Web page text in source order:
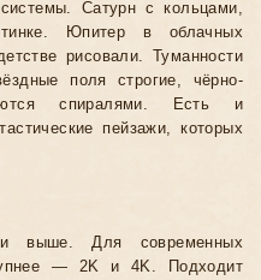
Сатурн с кольцами,
Юпитер в облачных
рисовали. Туманности
поля строгие, чёрно-
спиралями. Есть и
пейзажи, которых
выше. Для современных
— 2K и 4K. Подходит